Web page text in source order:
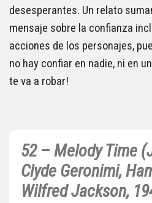
desesperantes. Un relato
mensaje sobre la confianza
acciones de los personajes,
no hay confiar en nadie, ni en
te va a robar!
52 – Melody Time
Clyde Geronimi,
Wilfred Jackson,